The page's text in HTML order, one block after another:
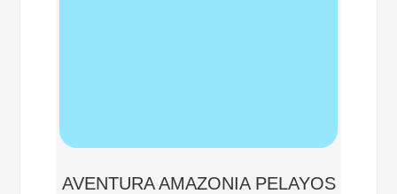
AVENTURA AMAZONIA PELAYOS